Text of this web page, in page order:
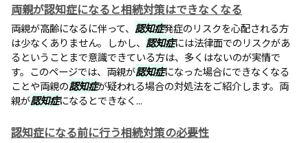
両親が認知症になると相続対策はできなくなる
両親が高齢になるに伴って、 認知症発症のリスクを心配される方
は少なくありません。しかし、 認知症には法律面でのリスクがあ
るということまで意識できている方は、多くはないのが実情で
す。このページでは、両親が認知症になった場合にできなくなる
ことや両親の認知症が疑われる場合の対処法をご紹介します。両
親が認知症になるとできなく...
認知症になる前に行う相続対策の必要性